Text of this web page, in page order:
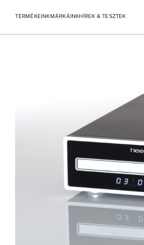
TERMÉKEINKMÁRKÁINKHÍREK & TESZTEK